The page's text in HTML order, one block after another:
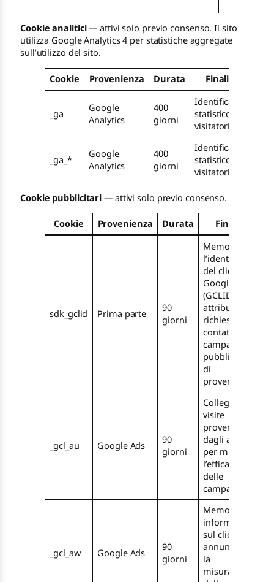
Cookie analitici— attivi solo previo consenso. Il sito
utilizza Google Analytics 4 per statistiche aggregate
sull’utilizzo del sito.
Cookie Provenienza Durata Finalità
_ga
Google
Analytics
400
giorni
Identificativo
statistico dei
visitatori
_ga_*
Google
Analytics
400
giorni
Identificativo
statistico dei
visitatori
Cookie pubblicitari — attivi solo previo consenso.
Cookie Provenienza Durata Finalità
sdk_gclid Prima parte
90
giorni
Memorizza
l’identificativo
del click
Google Ads
(GCLID) per
attribuire le
richieste di
contatto alla
campagna
pubblicitaria
di
provenienza
_gcl_au Google Ads
90
giorni
Collega le
visite
provenienti
dagli annunci
per misurare
l’efficacia
delle
campagne
_gcl_aw Google Ads
90
giorni
Memorizza le
informazioni
sul click da
annuncio per
la
misurazione